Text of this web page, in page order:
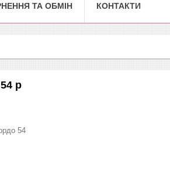
ТА ОБМІН КОНТАКТИ
р
54